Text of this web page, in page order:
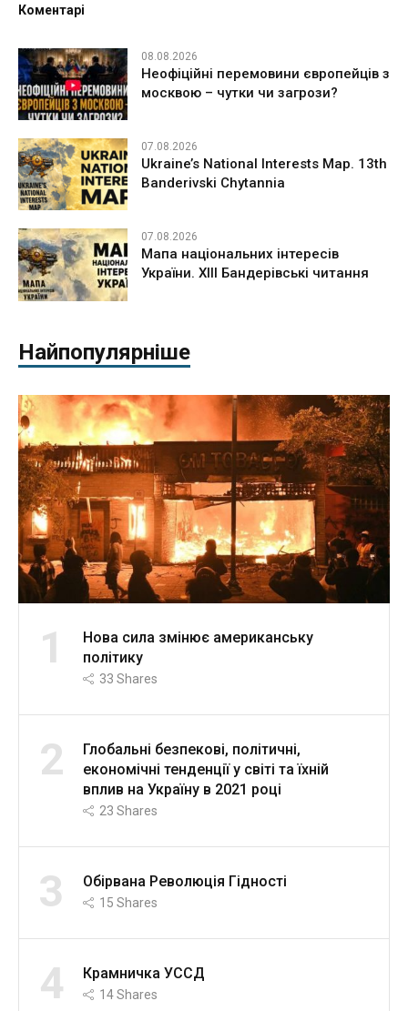
Коментарі
08.08.2026
Неофіційні перемовини європейців з
москвою – чутки чи загрози?
07.08.2026
Ukraine’s National Interests Map. 13th
Banderivski Chytannia
07.08.2026
Мапа національних інтересів
України. ХІІІ Бандерівські читання
Найпопулярніше
1
Нова сила змінює американську
політику
33 Shares
2
Глобальні безпекові, політичні,
економічні тенденції у світі та їхній
вплив на Україну в 2021 році
23 Shares
3 Обірвана Революція Гідності
15 Shares
4 Крамничка УССД
14Shares